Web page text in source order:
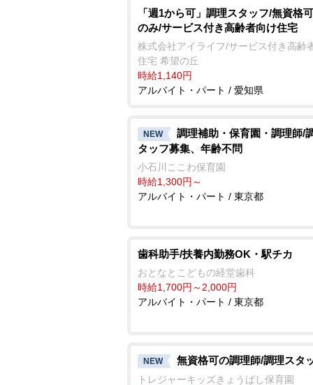
「週1から可」調理スタッフ/無資格
のみ/サービス付き高齢者向け住宅
株式会社アイライフ/サービス付き高齢
住宅 希望の丘
時給1,140円
アルバイト・パート / 愛知県
NEW
調理補助・保育園・調理師/
タッフ募集、年齢不問
小石川ここわ保育園
時給1,300円～
アルバイト・パート / 東京都
歯科助手/扶養内勤務OK・駅チカ
おとなとこどもの経堂歯科
時給1,700円～2,000円
アルバイト・パート / 東京都
NEW 無資格可の調理師/調理スタ
トレジャーキッズきょうばし保育園